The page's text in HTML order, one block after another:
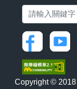
Copyright © 2018